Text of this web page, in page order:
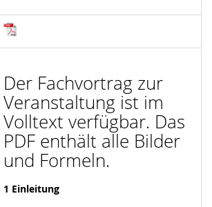
Der Fachvortrag zur
Veranstaltung ist im
Volltext verfügbar. Das
PDF enthält alle Bilder
und Formeln.
1 Einleitung